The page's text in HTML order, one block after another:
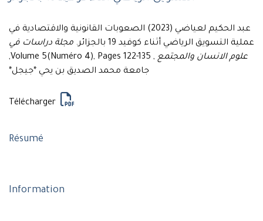
عبد الحكيم لعياضي (2023) الصعوبات القانونية والاقتصادية في
عملية التسويق الرياضي أثناء كوفيد 19 بالجزائر.
مجلة دراسات في
علوم الانسان والمجتمع
, Volume 5(Numéro 4), Pages 122-135,
جامعة محمد الصديق بن يحي *جيجل*
Télécharger
Résumé
Information